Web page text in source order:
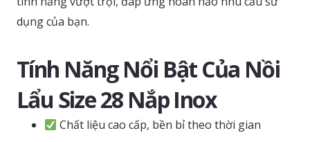
dụng của bạn.
Tính Năng Nổi Bật Của Nồi
Lẩu Size 28 Nắp Inox
Chất liệu cao cấp, bền bỉ theo thời gian